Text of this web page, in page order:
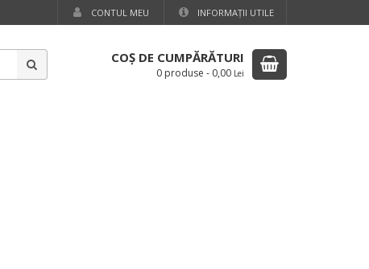
CONTUL MEU INFORMAŢII UTILE
COŞ DE CUMPĂRĂTURI
0 produse - 0,00 Lei